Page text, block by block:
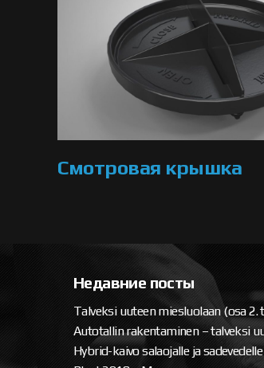
Смотровая крышка
Недавние посты
Hybrid-kaivo salaojalle ja sadevedelle